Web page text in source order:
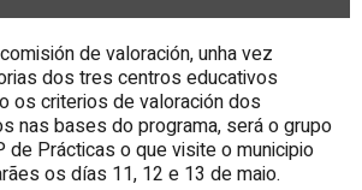
de valoración, unha vez
dos tres centros educativos
os criterios de valoración dos
nas bases do programa, será o grupo
de Prácticas o que visite o municipio
os días 11, 12 e 13 de maio.